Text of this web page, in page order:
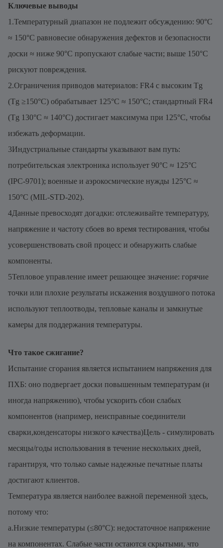
Ключевые выводы
1.Температурный диапазон не подлежит обсуждению: 90°C
≈ 150°C равновесие обнаружения дефектов и безопасности
доски ≈ ниже 90°C пропускают слабые части; выше 150°C
рискуют повреждения.
2.Ограничения приводов материалов: FR4 с высоким Tg
(Tg ≥150°C) обрабатывает 125°C ≈ 150°C; стандартный FR4
(Tg 130°C ≈ 140°C) достигает максимума при 125°C, чтобы
избежать деформации.
3Индустриальные стандарты указывают вам путь:
потребительская электроника использует 90°C ≈ 125°C
(IPC-9701); военные и аэрокосмические нужды 125°C ≈
150°C (MIL-STD-202).
4Данные превосходят догадки: отслеживайте температуру,
напряжение и частоту сбоев во время тестирования, чтобы
усовершенствовать свой процесс и обнаружить слабые
компоненты.
5Тепловое управление имеет решающее значение: горячие
точки или плохие результаты искажения воздушного потока
используют теплоотводы, тепловые каналы и замкнутые
камеры для поддержания температуры.
Что такое сжигание?
Испытание сгорания является испытанием напряжения для
ПХБ: оно подвергает доски повышенным температурам (и
иногда напряжению), чтобы ускорить сбои слабых
компонентов (например, неисправные соединители
сварки,конденсаторы низкого качества)Цель - симулировать
месяцы/годы использования в течение нескольких дней,
гарантируя, что только самые надежные печатные платы
достигают клиентов.
Температура является наиболее важной переменной здесь,
потому что:
a.Низкие температуры (≤80°C): недостаточное напряжение
на компонентах. Слабые части остаются скрытыми, что